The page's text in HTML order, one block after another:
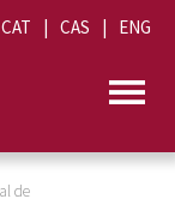
CAT CAS ENG
de